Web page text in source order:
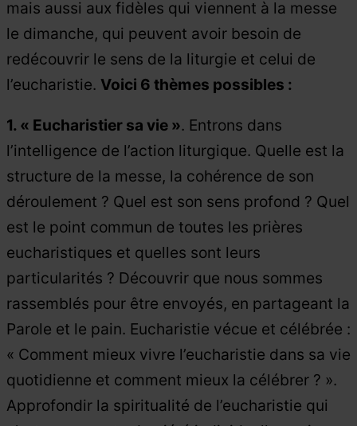
mais aussi aux fidèles qui viennent à la messe
le dimanche, qui peuvent avoir besoin de
redécouvrir le sens de la liturgie et celui de
l’eucharistie. Voici 6 thèmes possibles :
1. « Eucharistier sa vie ». Entrons dans
l’intelligence de l’action liturgique. Quelle est la
structure de la messe, la cohérence de son
déroulement ? Quel est son sens profond ? Quel
est le point commun de toutes les prières
eucharistiques et quelles sont leurs
particularités ? Découvrir que nous sommes
rassemblés pour être envoyés, en partageant la
Parole et le pain. Eucharistie vécue et célébrée :
« Comment mieux vivre l’eucharistie dans sa vie
quotidienne et comment mieux la célébrer ? ».
Approfondir la spiritualité de l’eucharistie qui